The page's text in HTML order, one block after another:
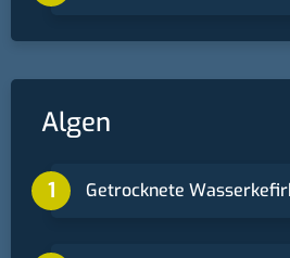
Algen
Getrocknete